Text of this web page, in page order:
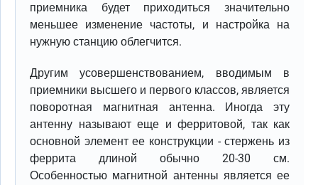
приемника будет приходиться значительно
меньшее изменение частоты, и настройка на
нужную станцию облегчится.
Другим усовершенствованием, вводимым в
приемники высшего и первого классов, является
поворотная магнитная антенна. Иногда эту
антенну называют еще и ферритовой, так как
основной элемент ее конструкции - стержень из
феррита длиной обычно 20-30 см.
Особенностью магнитной антенны является ее